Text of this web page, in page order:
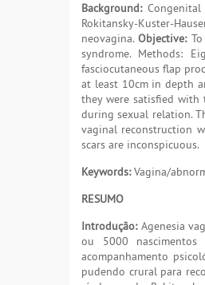
Background:Congenital
Rokitansky-Kuster-
neovagina.Objective:To
syndrome. Methods:
fasciocutaneous flap
at least 10cm in depth
they were satisfied
during sexual relation.
vaginal reconstruction
scars are inconspicuous.
Keywords:Vagina/
RESUMO
Introdução:Agenesia
ou 5000
acompanhamento
pudendo crural para